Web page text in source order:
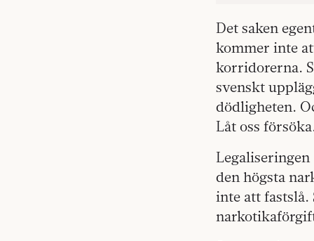
Det saken
kommer inte
korridorerna.
svenskt
dödligheten.
Låt oss
Legaliseringen
den högsta
inte att